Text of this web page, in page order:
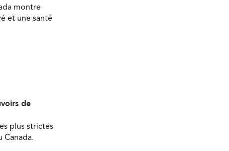
montre
et une santé
de
plus strictes
Canada.